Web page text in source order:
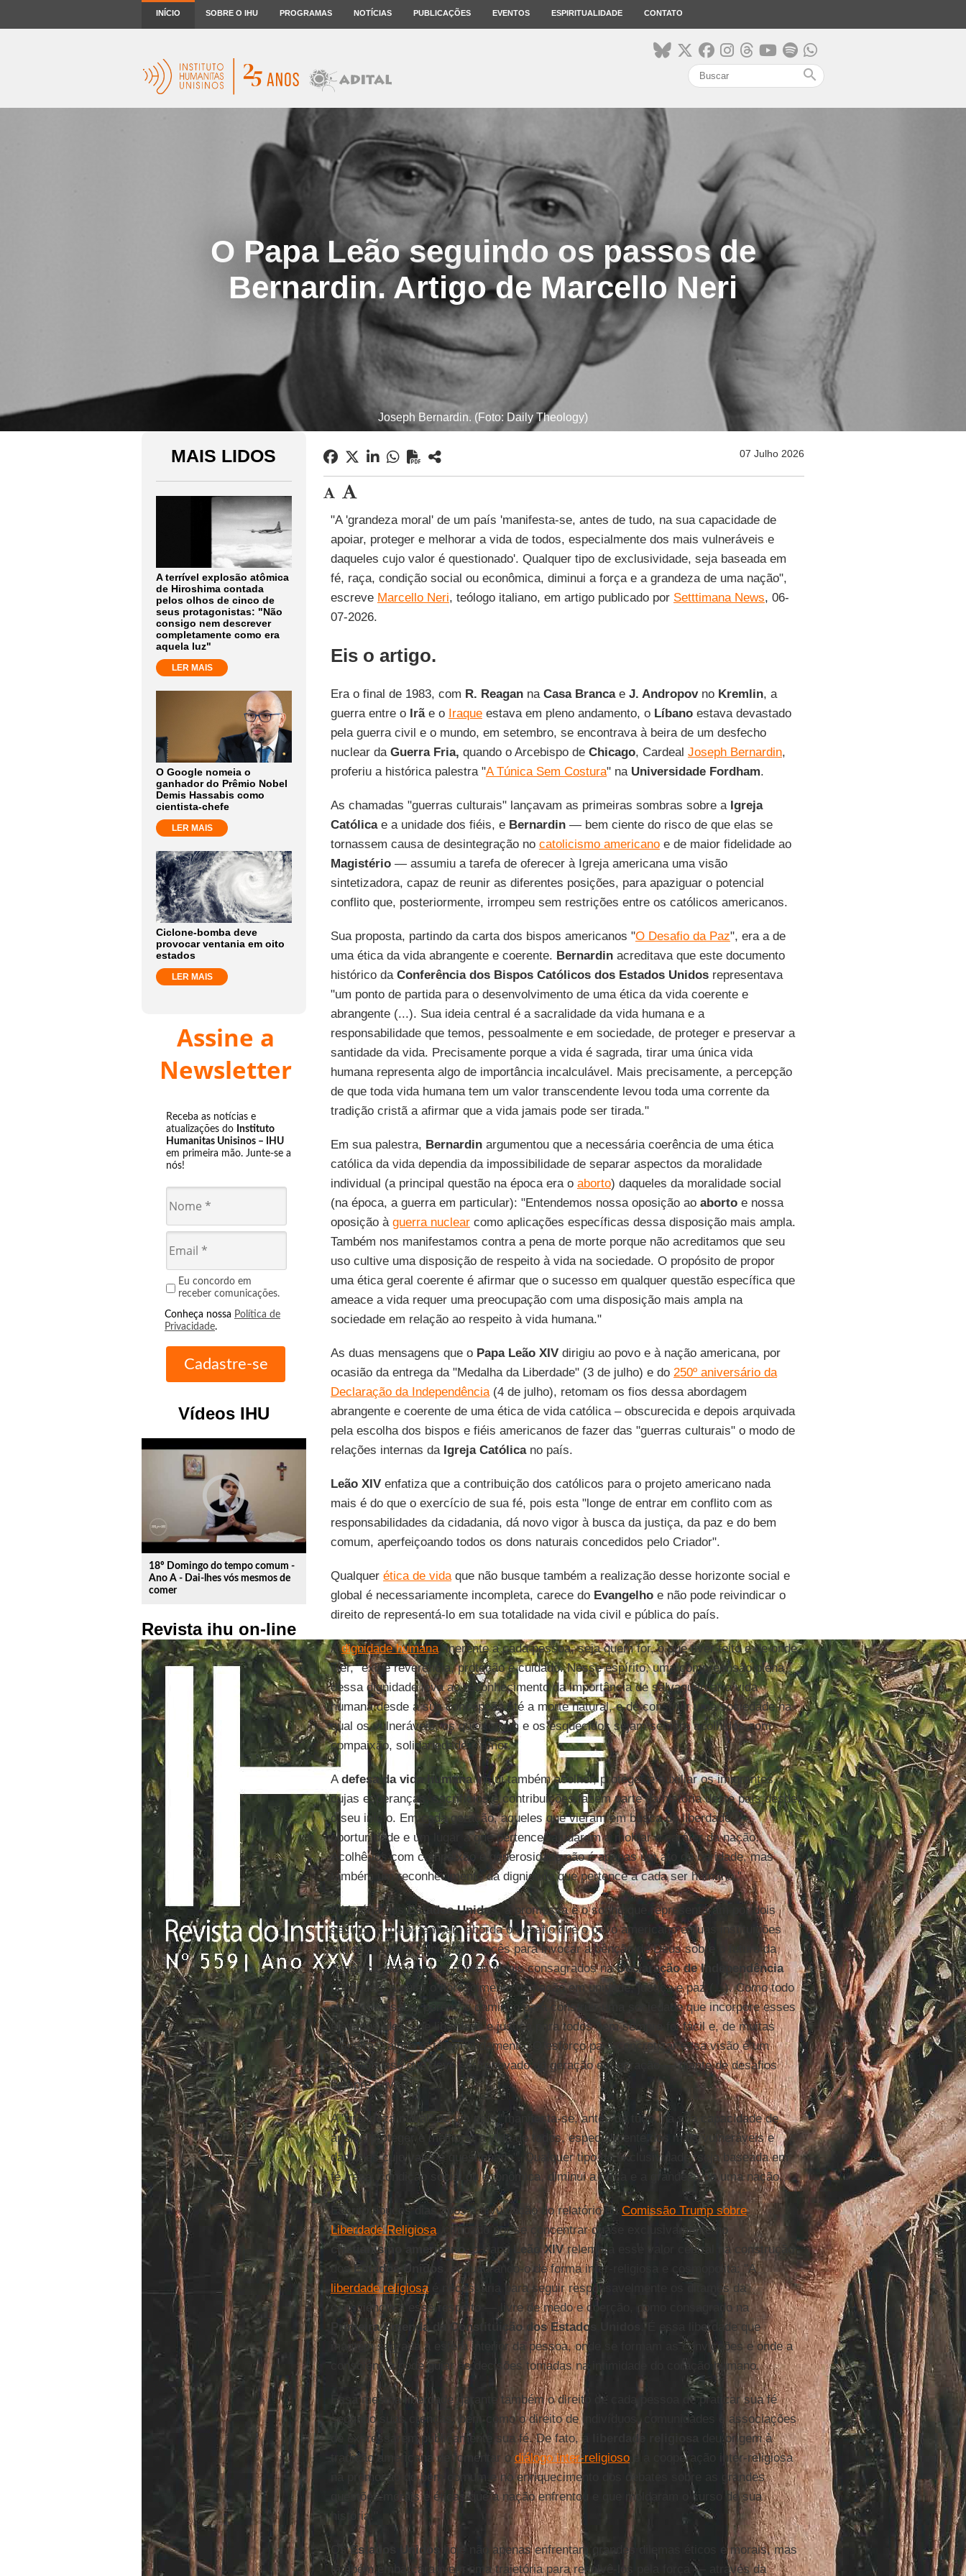
INÍCIO SOBRE O IHU PROGRAMAS NOTÍCIAS PUBLICAÇÕES EVENTOS ESPIRITUALIDADE CONTATO
search
O Papa Leão seguindo os passos de
Bernardin. Artigo de Marcello Neri
Joseph Bernardin. (Foto: Daily Theology)
MAIS LIDOS
A terrível explosão atômica
de Hiroshima contada
pelos olhos de cinco de
seus protagonistas: "Não
consigo nem descrever
completamente como era
aquela luz"
LER MAIS
O Google nomeia o
ganhador do Prêmio Nobel
Demis Hassabis como
cientista-chefe
LER MAIS
Ciclone-bomba deve
provocar ventania em oito
estados
LER MAIS
Assine a
Newsletter
Receba as notícias e
atualizações do Instituto
Humanitas Unisinos – IHU
em primeira mão. Junte-se a
nós!
Eu concordo em
receber comunicações.
Conheça nossa Política de
Privacidade.
Vídeos IHU
play_circle_outline
18º Domingo do tempo comum -
Ano A - Dai-lhes vós mesmos de
comer
Revista ihu on-line
07 Julho 2026
"A 'grandeza moral' de um país 'manifesta-se, antes de tudo, na sua capacidade de
apoiar, proteger e melhorar a vida de todos, especialmente dos mais vulneráveis ​​e
daqueles cujo valor é questionado'. Qualquer tipo de exclusividade, seja baseada em
fé, raça, condição social ou econômica, diminui a força e a grandeza de uma nação",
escreve Marcello Neri, teólogo italiano, em artigo publicado por Setttimana News, 06-
07-2026.
Eis o artigo.
Era o final de 1983, com R. Reaganna Casa Brancae J. Andropovno Kremlin, a
guerra entre o Irãe o Iraqueestava em pleno andamento, o Líbanoestava devastado
pela guerra civil e o mundo, em setembro, se encontrava à beira de um desfecho
nuclear da Guerra Fria, quando o Arcebispo de Chicago, Cardeal Joseph Bernardin,
proferiu a histórica palestra "A Túnica Sem Costura" na Universidade Fordham.
As chamadas "guerras culturais" lançavam as primeiras sombras sobre a Igreja
Católicae a unidade dos fiéis, e Bernardin— bem ciente do risco de que elas se
tornassem causa de desintegração no catolicismo americanoe de maior fidelidade ao
Magistério— assumiu a tarefa de oferecer à Igreja americana uma visão
sintetizadora, capaz de reunir as diferentes posições, para apaziguar o potencial
conflito que, posteriormente, irrompeu sem restrições entre os católicos americanos.
Sua proposta, partindo da carta dos bispos americanos "O Desafio da Paz", era a de
uma ética da vida abrangente e coerente. Bernardinacreditava que este documento
histórico da Conferência dos Bispos Católicos dos Estados Unidosrepresentava
"um ponto de partida para o desenvolvimento de uma ética da vida coerente e
abrangente (...). Sua ideia central é a sacralidade da vida humana e a
responsabilidade que temos, pessoalmente e em sociedade, de proteger e preservar a
santidade da vida. Precisamente porque a vida é sagrada, tirar uma única vida
humana representa algo de importância incalculável. Mais precisamente, a percepção
de que toda vida humana tem um valor transcendente levou toda uma corrente da
tradição cristã a afirmar que a vida jamais pode ser tirada."
Em sua palestra, Bernardinargumentou que a necessária coerência de uma ética
católica da vida dependia da impossibilidade de separar aspectos da moralidade
individual (a principal questão na época era o aborto) daqueles da moralidade social
(na época, a guerra em particular): "Entendemos nossa oposição ao abortoe nossa
oposição à guerra nuclearcomo aplicações específicas dessa disposição mais ampla.
Também nos manifestamos contra a pena de morte porque não acreditamos que seu
uso cultive uma disposição de respeito à vida na sociedade. O propósito de propor
uma ética geral coerente é afirmar que o sucesso em qualquer questão específica que
ameace a vida requer uma preocupação com uma disposição mais ampla na
sociedade em relação ao respeito à vida humana."
As duas mensagens que o Papa Leão XIVdirigiu ao povo e à nação americana, por
ocasião da entrega da "Medalha da Liberdade" (3 de julho) e do 250º aniversário da
Declaração da Independência(4 de julho), retomam os fios dessa abordagem
abrangente e coerente de uma ética de vida católica – obscurecida e depois arquivada
pela escolha dos bispos e fiéis americanos de fazer das "guerras culturais" o modo de
relações internas da Igreja Católicano país.
Leão XIVenfatiza que a contribuição dos católicos para o projeto americano nada
mais é do que o exercício de sua fé, pois esta "longe de entrar em conflito com as
responsabilidades da cidadania, dá novo vigor à busca da justiça, da paz e do bem
comum, aperfeiçoando todos os dons naturais concedidos pelo Criador".
Qualquer ética de vidaque não busque também a realização desse horizonte social e
global é necessariamente incompleta, carece do Evangelhoe não pode reivindicar o
direito de representá-lo em sua totalidade na vida civil e pública do país.
Adignidade humana, inerente a cada pessoa, seja quem for, o que tiver feito e de onde
vier, "exige reverência, proteção e cuidado. Nesse espírito, uma compreensão plena
dessa dignidade leva ao reconhecimento da importância de salvaguardar a vida
humana desde a sua concepção até a morte natural, e de construir uma sociedade na
qual os vulneráveis, os que sofrem e os esquecidos sejam sempre acolhidos com
compaixão, solidariedade e amor.
Adefesa da vida humanainclui também acolher, proteger e auxiliar os imigrantes,
cujas esperanças, sacrifícios e contribuições fazem parte da história deste país desde
o seu início. Em cada geração, aqueles que vieram em busca de liberdade,
oportunidade e um lugar a que pertencer ajudaram a moldar o caráter da nação.
Acolhê-los com compaixão e generosidade não é apenas um ato de caridade, mas
também um reconhecimento da dignidade que pertence a cada ser humano."
A história dosEstados Unidos,
a promessa e o sonho que representaram por dois
séculos e meio, também aborda o desafio que o povo americano e suas instituições
enfrentam hoje: "Uno-me a vocês para invocar a bênção de Deus sobre o futuro da
América, para que os nobres ideais consagrados naDeclaração de Independência
continuem a guiar o florescimento da nação em unidade, justiça e paz (...). Como todo
americano sabe, porém, o caminho para construir uma sociedade que incorpore esses
elevados ideais de liberdade e justiça para todos nem sempre foi fácil e, de muitas
maneiras, ainda está em andamento. O esforço para concretizar essa visão é um
compromisso que deve ser renovado de geração em geração — diante de desafios
sempre novos."
A "grandeza moral" de um país "manifesta-se, antes de tudo, na sua capacidade de
apoiar, proteger e melhorar a vida de todos, especialmente dos mais vulneráveis ​​e
daqueles cujo valor é questionado". Qualquer tipo de exclusividade, seja baseada em
fé, raça, condição social ou econômica, diminui a força e a grandeza de uma nação.
Escrito poucos dias após a divulgação do relatório da Comissão Trump sobre
Liberdade Religiosa, criticado por se concentrar quase exclusivamente no
cristianismo americano, o Papa Leão XIVrelembra esse valor central na construção
dosEstados Unidos
, enquadrando-o de forma inter-religiosa e cosmopolita: "A
liberdade religiosaé necessária para seguir responsavelmente os ditames da
consciência a esse respeito — livre de medo e coerção, como consagrado na
Primeira Emenda da Constituição dos Estados Unidos
. É essa liberdade que
mantém sagrada a esfera interior da pessoa, onde se formam as convicções e onde a
consciência pode guiar as decisões tomadas na intimidade do coração humano.
Essa mesma liberdade garante também o direito de cada pessoa de praticar sua fé
segundo suas crenças, bem como o direito de indivíduos, comunidades e associações
de expressarem publicamente sua fé. De fato, a
liberdade religiosa
deu origem à
tradição americana de fomentar odiálogo inter-religiosoe a cooperação inter-religiosa
na promoção do bem comum e no enriquecimento dos debates sobre as grandes
questões morais e éticas que a nação enfrentou e que moldaram o curso de sua
história."
OsEstados Unidos
hoje não apenas enfrentam grandes dilemas éticos e morais, mas
também embarcaram em uma trajetória para resolvê-los pela força — através da